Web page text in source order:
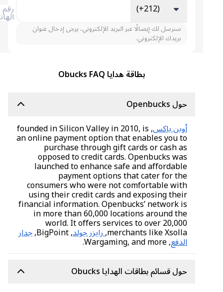
الهاتف (+212)
سنرسل لك إيصالًا عبر البريد الإلكتروني، يرجى إدخال عنوان
بريدك الإلكتروني.
بطاقة هدايا Obucks FAQ
أوبن باكس , founded in Silicon Valley in 2010, is
an online payment option that enables you to
purchase through gift cards or cash as
opposed to credit cards. Openbucks was
launched to enhance safe and affordable
payment options that cater for the
consumers who were not comfortable with
using their credit cards and exposing their
financial information. Openbucks’ network is
in more than 60,000 locations around the
world. It offers services to over 20,000
merchants like Xsolla,رايزر جولد, BigPoint, جدار
, Wargaming, and more.
حول قسائم بطاقات الهدايا Obucks